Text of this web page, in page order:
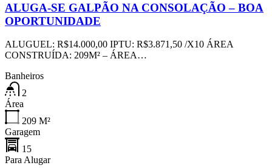
ALUGA-SE GALPÃO NA CONSOLAÇÃO – BOA
OPORTUNIDADE
ALUGUEL: R$14.000,00 IPTU: R$3.871,50 /X10 ÁREA
CONSTRUÍDA: 209M² – ÁREA…
Banheiros
2
Área
209 M²
Garagem
15
Para Alugar